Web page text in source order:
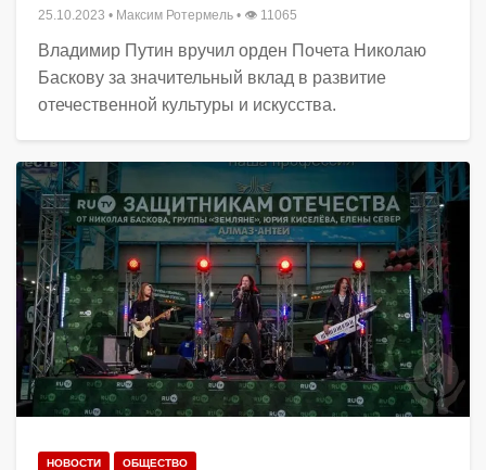
25.10.2023 • Максим Ротермель • 👁 11065
Владимир Путин вручил орден Почета Николаю
Баскову за значительный вклад в развитие
отечественной культуры и искусства.
НОВОСТИ ОБЩЕСТВО